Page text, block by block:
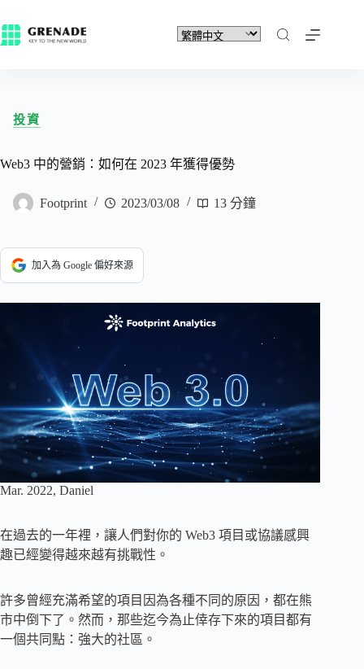
投資
Web3 中的營銷：如何在 2023 年獲得優勢
Footprint 2023/03/08 13 分鐘
加入為 Google 偏好來源
Mar. 2022, Daniel
在過去的一年裡，讓人們對你的 Web3 項目或協議感興
趣已經變得越來越有挑戰性。
許多曾經充滿希望的項目因為各種不同的原因，都在熊
市中倒下了。然而，那些迄今為止倖存下來的項目都有
一個共同點：強大的社區。